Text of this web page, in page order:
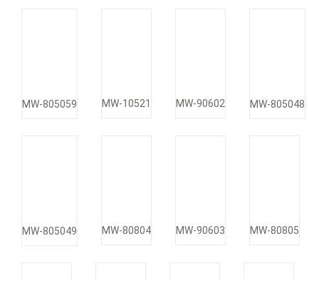
MW-805059 MW-10521 MW-90602 MW-805048
MW-805049 MW-80804 MW-90603 MW-80805